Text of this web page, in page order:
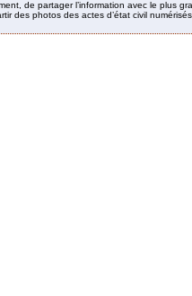
de partager l’information avec le plus
des photos des actes d’état civil